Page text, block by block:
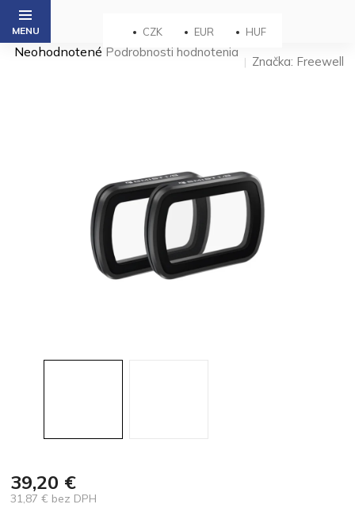
Prejsť
obsah
CZK EUR HUF
Priemerné
Neohodnotené Podrobnosti hodnotenia
Značka: Freewell
39,20 €
31,87 € bez DPH